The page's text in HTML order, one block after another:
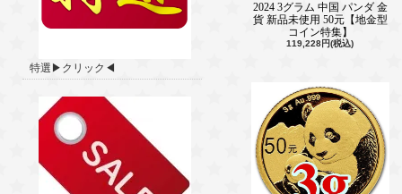
特選▶クリック◀
2024 3グラム 中国 パンダ 金
貨 新品未使用 50元【地金型
コイン特集】
119,228円(税込)